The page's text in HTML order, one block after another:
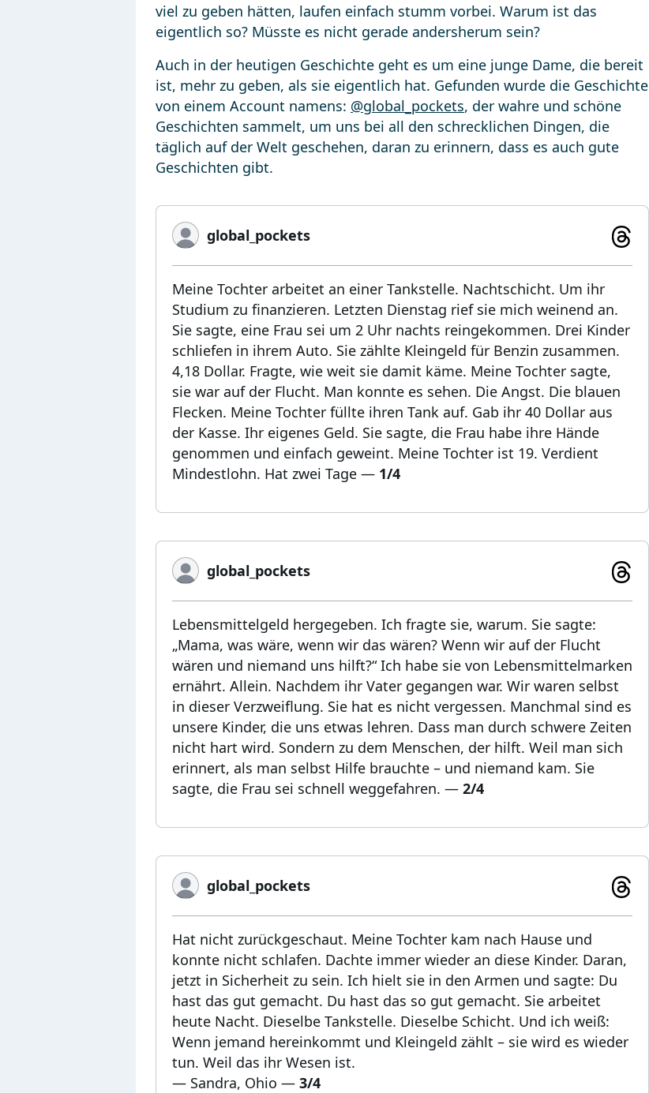
viel zu geben hätten, laufen einfach stumm vorbei. Warum ist das
eigentlich so? Müsste es nicht gerade andersherum sein?
Auch in der heutigen Geschichte geht es um eine junge Dame, die bereit
ist, mehr zu geben, als sie eigentlich hat. Gefunden wurde die Geschichte
von einem Account namens: @global_pockets, der wahre und schöne
Geschichten sammelt, um uns bei all den schrecklichen Dingen, die
täglich auf der Welt geschehen, daran zu erinnern, dass es auch gute
Geschichten gibt.
global_pockets
Meine Tochter arbeitet an einer Tankstelle. Nachtschicht. Um ihr
Studium zu finanzieren. Letzten Dienstag rief sie mich weinend an.
Sie sagte, eine Frau sei um 2 Uhr nachts reingekommen. Drei Kinder
schliefen in ihrem Auto. Sie zählte Kleingeld für Benzin zusammen.
4,18 Dollar. Fragte, wie weit sie damit käme. Meine Tochter sagte,
sie war auf der Flucht. Man konnte es sehen. Die Angst. Die blauen
Flecken. Meine Tochter füllte ihren Tank auf. Gab ihr 40 Dollar aus
der Kasse. Ihr eigenes Geld. Sie sagte, die Frau habe ihre Hände
genommen und einfach geweint. Meine Tochter ist 19. Verdient
Mindestlohn. Hat zwei Tage — 1/4
global_pockets
Lebensmittelgeld hergegeben. Ich fragte sie, warum. Sie sagte:
„Mama, was wäre, wenn wir das wären? Wenn wir auf der Flucht
wären und niemand uns hilft?“ Ich habe sie von Lebensmittelmarken
ernährt. Allein. Nachdem ihr Vater gegangen war. Wir waren selbst
in dieser Verzweiflung. Sie hat es nicht vergessen. Manchmal sind es
unsere Kinder, die uns etwas lehren. Dass man durch schwere Zeiten
nicht hart wird. Sondern zu dem Menschen, der hilft. Weil man sich
erinnert, als man selbst Hilfe brauchte – und niemand kam. Sie
sagte, die Frau sei schnell weggefahren. — 2/4
global_pockets
Hat nicht zurückgeschaut. Meine Tochter kam nach Hause und
konnte nicht schlafen. Dachte immer wieder an diese Kinder. Daran,
jetzt in Sicherheit zu sein. Ich hielt sie in den Armen und sagte: Du
hast das gut gemacht. Du hast das so gut gemacht. Sie arbeitet
heute Nacht. Dieselbe Tankstelle. Dieselbe Schicht. Und ich weiß:
Wenn jemand hereinkommt und Kleingeld zählt – sie wird es wieder
tun. Weil das ihr Wesen ist.
— Sandra, Ohio — 3/4